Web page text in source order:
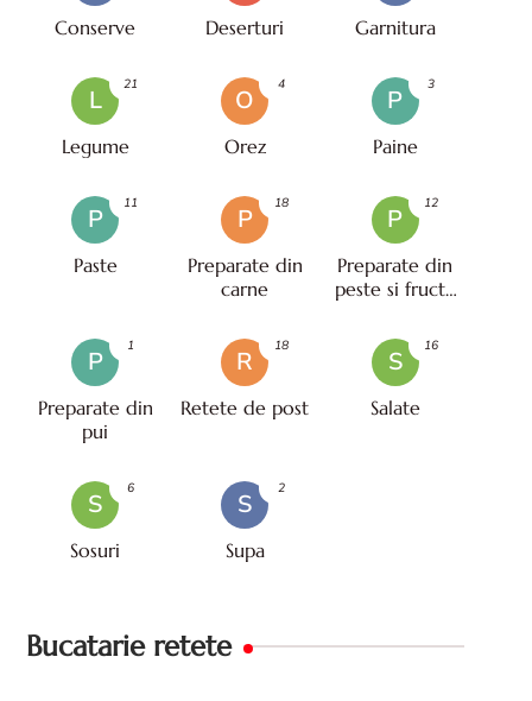
Conserve Deserturi Garnitura
L
Legume
21
O
Orez
4
P
Paine
3
P
Paste
11
P
Preparate din
carne
18
P
Preparate din
peste si fructe
12
P
Preparate din
pui
1
R
Retete de post
18
S
Salate
16
S
Sosuri
6
S
Supa
2
Bucatarie retete